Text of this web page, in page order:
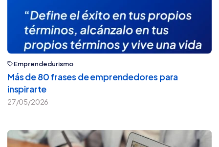
Emprendedurismo
Más de 80 frases de emprendedores para
inspirarte
27/05/2026